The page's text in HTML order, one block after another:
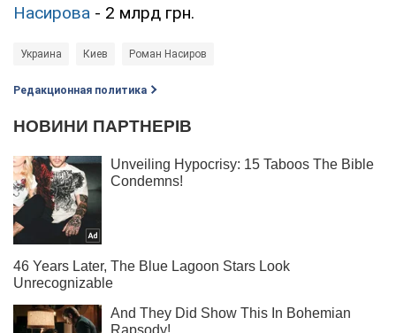
Насирова - 2 млрд грн.
Украина Киев Роман Насиров
Редакционная политика